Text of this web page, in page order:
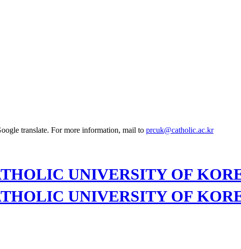
translate. For more information, mail to prcuk@catholic.ac.kr